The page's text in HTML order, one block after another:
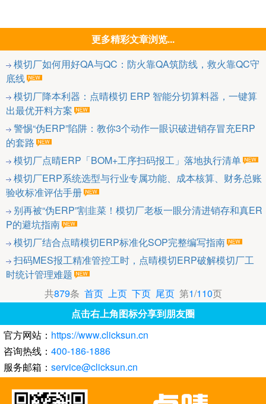
更多精彩文章浏览...
模切厂如何用好QA与QC：防火靠QA筑防线，救火靠QC守
底线
模切厂降本利器：点晴模切 ERP 智能分切算料器，一键算
出最优开料方案
警惕“伪ERP”陷阱：教你3个动作一眼识破进销存冒充ERP
的套路
模切厂点晴ERP「BOM+工序扫码报工」落地执行清单
模切厂ERP系统选型与行业专属功能、成本核算、财务总账
验收标准评估手册
别再被“伪ERP”割韭菜！模切厂老板一眼分清进销存和真ER
P的避坑指南
模切厂结合点晴模切ERP标准化SOP完整编写指南
扫码MES报工精准管控工时，点晴模切ERP破解模切厂工
时统计管理难题
共879条 首页 上页 下页 尾页第1/110页
点击右上角图标分享到朋友圈
官方网站： https://www.clicksun.cn
咨询热线： 400-186-1886
服务邮箱： service@clicksun.cn